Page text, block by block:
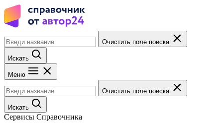
Очистить поле поиска
Искать
Меню
Очистить поле поиска
Искать
Сервисы Справочника